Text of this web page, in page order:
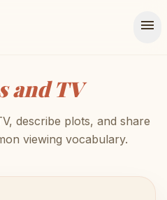
menu
and TV
describe plots, and share
viewing vocabulary.